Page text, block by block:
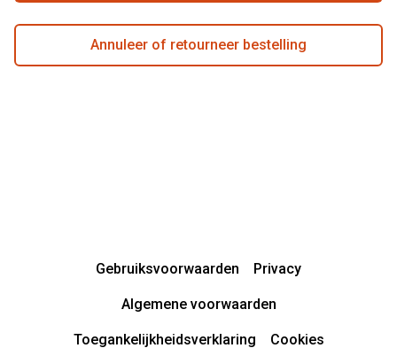
Annuleer of retourneer bestelling
Gebruiksvoorwaarden Privacy
Algemene voorwaarden
Toegankelijkheidsverklaring Cookies